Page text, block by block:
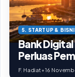
5. STARTUP &
Bank
Perluas
F. Hadiat•16